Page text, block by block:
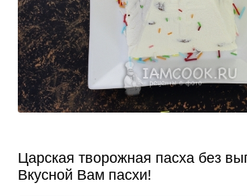
Царская творожная пасха без
Вкусной Вам пасхи!